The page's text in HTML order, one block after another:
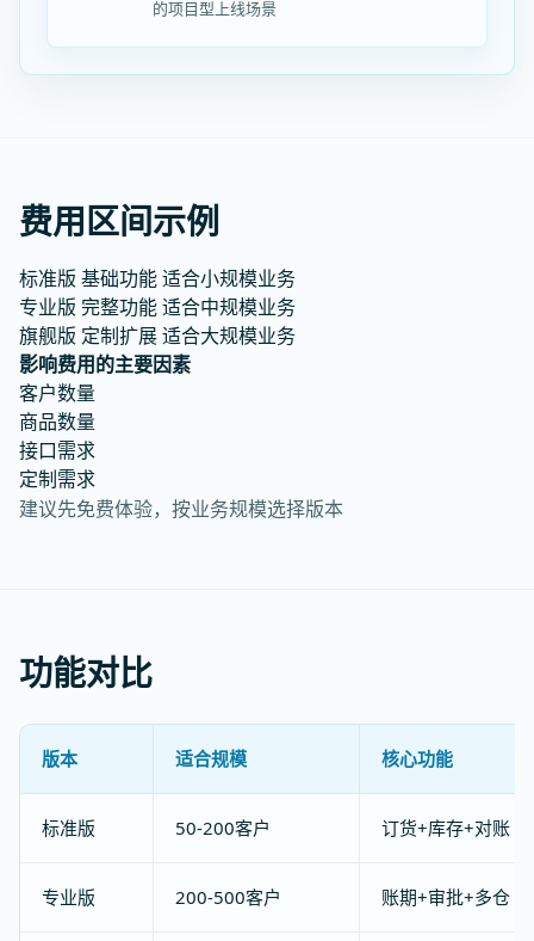
的项目型上线场景
费用区间示例
标准版 基础功能适合小规模业务
专业版 完整功能适合中规模业务
旗舰版 定制扩展适合大规模业务
影响费用的主要因素
客户数量
商品数量
接口需求
定制需求
建议先免费体验，按业务规模选择版本
功能对比
版本 适合规模 核心功能
标准版 50-200客户 订货+库存+对账
专业版 200-500客户 账期+审批+多仓